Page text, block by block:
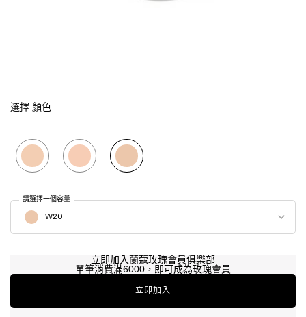
選擇 顏色
Selected
W10, 1 of 3Selected
N10, 2 of 3Selected
W20, 3 of 3
Select a 顏色 for 唯我水霧光精華持久氣墊 (限定版)
W20
請選擇一個容量
立即加入蘭蔻玫瑰會員俱樂部
單筆消費滿6000，即可成為玫瑰會員
立即加入